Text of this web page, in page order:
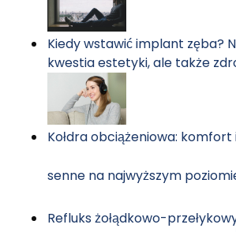
Kiedy wstawić implant zęba?
kwestia estetyki, ale także
Kołdra obciążeniowa:
senne na najwyższym
Refluks żołądkowo-